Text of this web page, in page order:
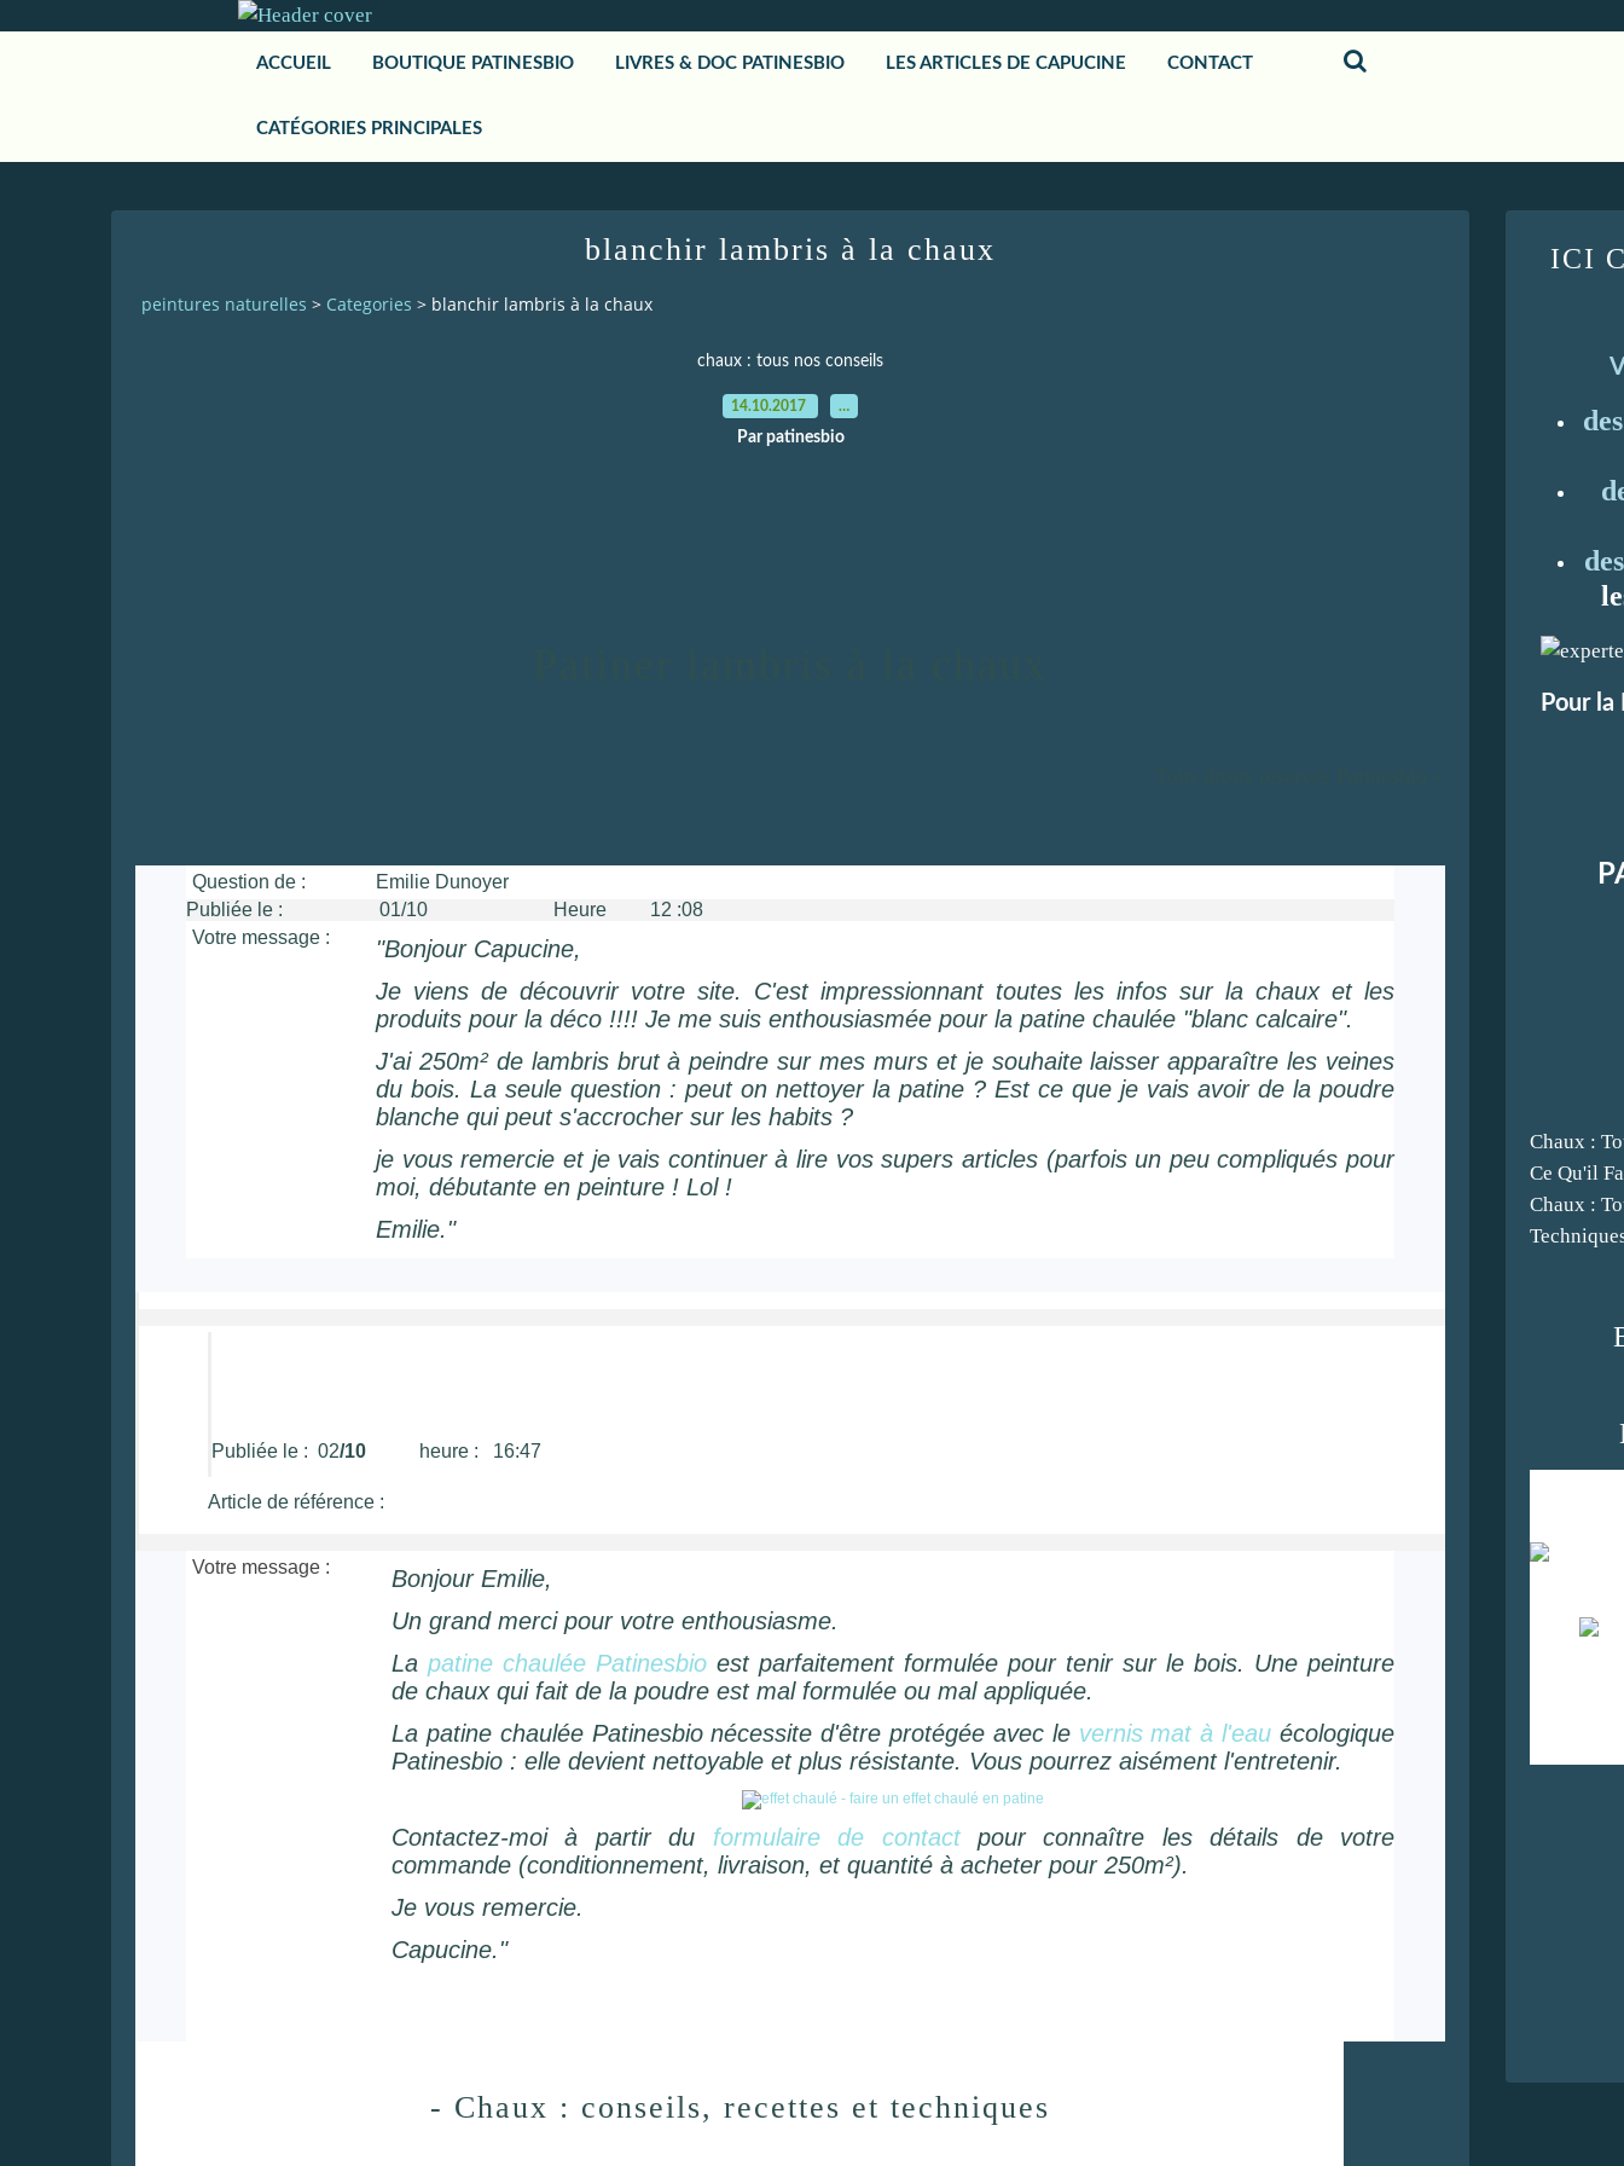
ACCUEIL BOUTIQUE PATINESBIO LIVRES & DOC PATINESBIO LES ARTICLES DE CAPUCINE CONTACT
CATÉGORIES PRINCIPALES
blanchir lambris à la chaux
peintures naturelles > Categories > blanchir lambris à la chaux
chaux : tous nos conseils
14.10.2017 …
Par patinesbio
Question de :
Emilie Dunoyer
Publiée le :
01/10 Heure 12 :08
Votre message :
"Bonjour Capucine,
Je viens de découvrir votre site. C'est impressionnant toutes les infos sur la chaux et les
produits pour la déco !!!! Je me suis enthousiasmée pour la patine chaulée "blanc calcaire".
J'ai 250m² de lambris brut à peindre sur mes murs et je souhaite laisser apparaître les veines
du bois. La seule question : peut on nettoyer la patine ? Est ce que je vais avoir de la poudre
blanche qui peut s'accrocher sur les habits ?
je vous remercie et je vais continuer à lire vos supers articles (parfois un peu compliqués pour
moi, débutante en peinture ! Lol !
Emilie."
Publiée le : 02/10 heure : 16:47
Article de référence :
Votre message : Bonjour Emilie,
Un grand merci pour votre enthousiasme.
La patine chaulée Patinesbio est parfaitement formulée pour tenir sur le bois. Une peinture
de chaux qui fait de la poudre est mal formulée ou mal appliquée.
La patine chaulée Patinesbio nécessite d'être protégée avec le vernis mat à l'eau écologique
Patinesbio : elle devient nettoyable et plus résistante. Vous pourrez aisément l'entretenir.
Contactez-moi à partir du formulaire de contactpour connaître les détails de votre
commande (conditionnement, livraison, et quantité à acheter pour 250m²).
Je vous remercie.
Capucine."
- Chaux : conseils, recettes et techniques
Chaux :
Ce Qu'il
Chaux :
ICI
Pour